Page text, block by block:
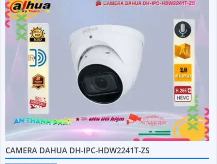
CAMERA DAHUA DH-IPC-HDW2241T-ZS